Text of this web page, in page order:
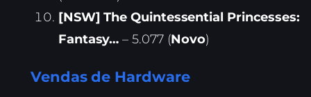
[NSW] The Quintessential Princesses:
Fantasy… – 5.077 (Novo)
Vendas de Hardware